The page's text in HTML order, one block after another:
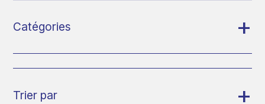
Nous contacter
Catégories
Trier par